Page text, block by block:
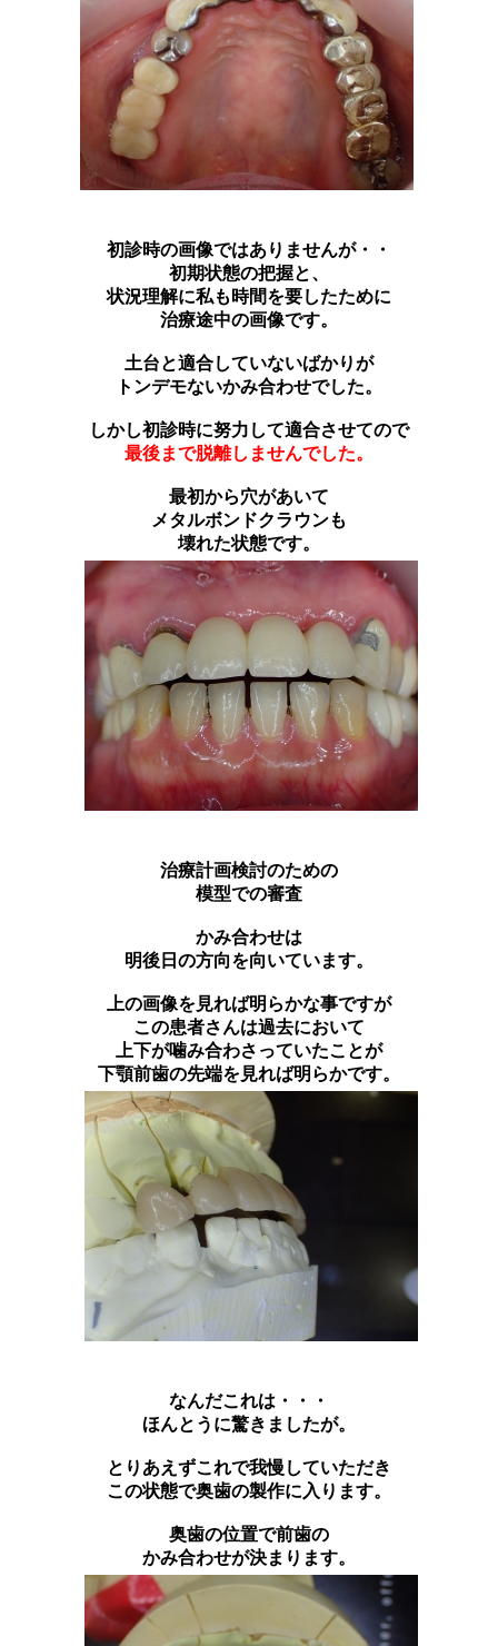
初診時の画像ではありませんが・・
初期状態の把握と、
状況理解に私も時間を要したために
治療途中の画像です。
土台と適合していないばかりが
トンデモないかみ合わせでした。
しかし初診時に努力して適合させてので
最後まで脱離しませんでした。
最初から穴があいて
メタルボンドクラウンも
壊れた状態です。
治療計画検討のための
模型での審査
かみ合わせは
明後日の方向を向いています。
上の画像を見れば明らかな事ですが
この患者さんは過去において
上下が噛み合わさっていたことが
下顎前歯の先端を見れば明らかです。
なんだこれは・・・
ほんとうに驚きましたが。
とりあえずこれで我慢していただき
この状態で奥歯の製作に入ります。
奥歯の位置で前歯の
かみ合わせが決まります。